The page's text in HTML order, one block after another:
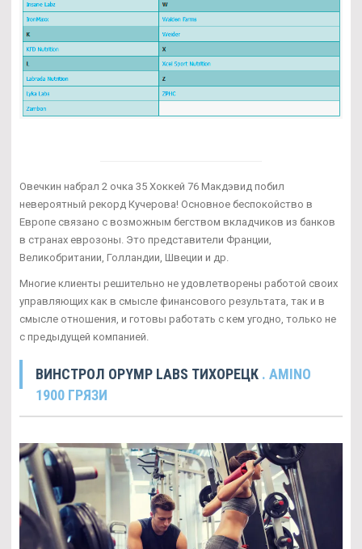
Овечкин набрал 2 очка 35 Хоккей 76 Макдэвид побил
невероятный рекорд Кучерова! Основное беспокойство в
Европе связано с возможным бегством вкладчиков из банков
в странах еврозоны. Это представители Франции,
Великобритании, Голландии, Швеции и др.
Многие клиенты решительно не удовлетворены работой своих
управляющих как в смысле финансового результата, так и в
смысле отношения, и готовы работать с кем угодно, только не
с предыдущей компанией.
ВИНСТРОЛ OPYMP LABS ТИХОРЕЦК . AMINO
1900 ГРЯЗИ